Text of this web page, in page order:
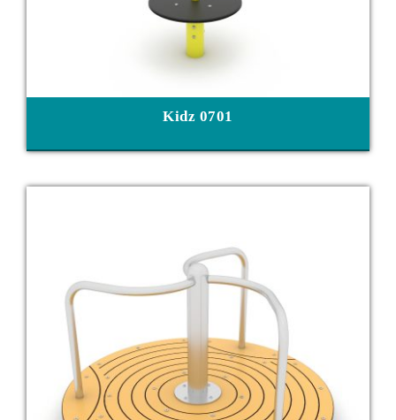
Kidz 0701